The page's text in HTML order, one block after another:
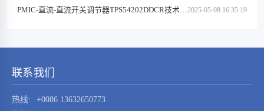
功耗和丰富的外设接口等特点，成为了众多开
PMIC-直流-直流开关调节器TPS54202DDCR技术特2025-05-08 16:35:19
联系我们
热线:
+0086 13632650773